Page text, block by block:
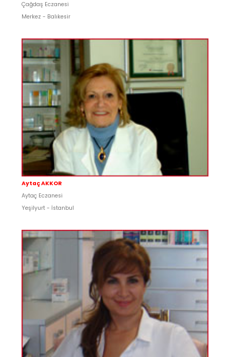
Çağdaş Eczanesi
Merkez - Balıkesir
Aytaç AKKOR
Aytaç Eczanesi
Yeşilyurt - İstanbul